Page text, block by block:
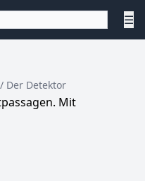
☰
/ Der Detektor
Mit